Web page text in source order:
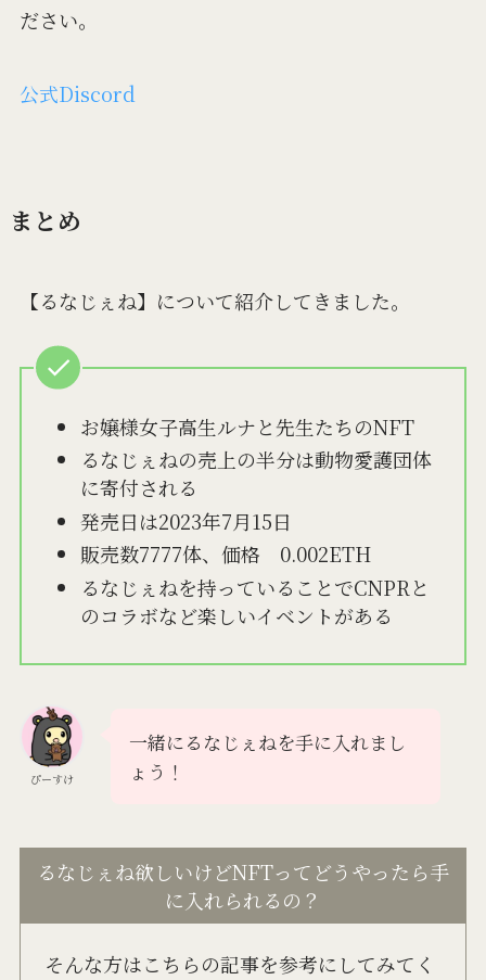
ださい。
公式Discord
まとめ
【るなじぇね】について紹介してきました。
お嬢様女子高生ルナと先生たちのNFT
るなじぇねの売上の半分は動物愛護団体
に寄付される
発売日は2023年7月15日
販売数7777体、価格 0.002ETH
るなじぇねを持っていることでCNPRと
のコラボなど楽しいイベントがある
ぴーすけ
一緒にるなじぇねを手に入れまし
ょう！
るなじぇね欲しいけどNFTってどうやったら手
に入れられるの？
そんな方はこちらの記事を参考にしてみてく